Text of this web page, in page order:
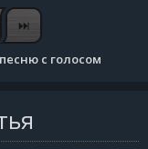
с голосом